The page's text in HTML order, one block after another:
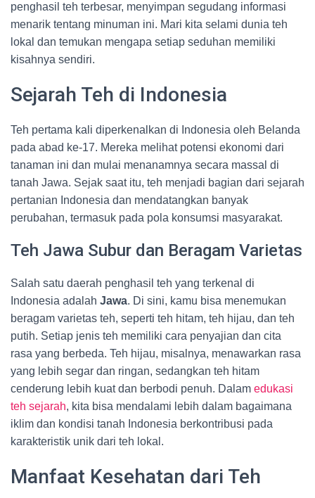
penghasil teh terbesar, menyimpan segudang informasi
menarik tentang minuman ini. Mari kita selami dunia teh
lokal dan temukan mengapa setiap seduhan memiliki
kisahnya sendiri.
Sejarah Teh di Indonesia
Teh pertama kali diperkenalkan di Indonesia oleh Belanda
pada abad ke-17. Mereka melihat potensi ekonomi dari
tanaman ini dan mulai menanamnya secara massal di
tanah Jawa. Sejak saat itu, teh menjadi bagian dari sejarah
pertanian Indonesia dan mendatangkan banyak
perubahan, termasuk pada pola konsumsi masyarakat.
Teh Jawa Subur dan Beragam Varietas
Salah satu daerah penghasil teh yang terkenal di
Indonesia adalah Jawa. Di sini, kamu bisa menemukan
beragam varietas teh, seperti teh hitam, teh hijau, dan teh
putih. Setiap jenis teh memiliki cara penyajian dan cita
rasa yang berbeda. Teh hijau, misalnya, menawarkan rasa
yang lebih segar dan ringan, sedangkan teh hitam
cenderung lebih kuat dan berbodi penuh. Dalam edukasi
teh sejarah, kita bisa mendalami lebih dalam bagaimana
iklim dan kondisi tanah Indonesia berkontribusi pada
karakteristik unik dari teh lokal.
Manfaat Kesehatan dari Teh